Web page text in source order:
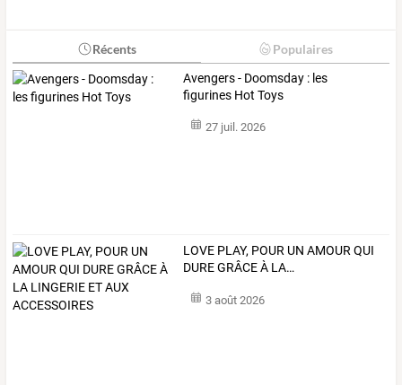
Récents Populaires
Avengers - Doomsday : les
figurines Hot Toys
27 juil. 2026
LOVE PLAY, POUR UN AMOUR QUI
DUREGRÂCEÀ LA…
3 août 2026